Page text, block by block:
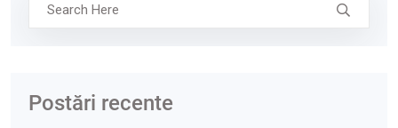
Postări recente